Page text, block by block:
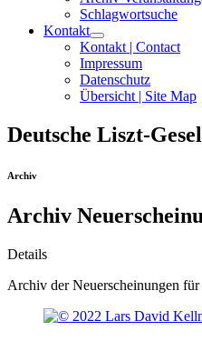
Schlagwortsuche
Kontakt
Kontakt | Contact
Impressum
Datenschutz
Übersicht | Site Map
Deutsche Liszt-
Archiv
Archiv
Details
Archiv der Neuerscheinungen